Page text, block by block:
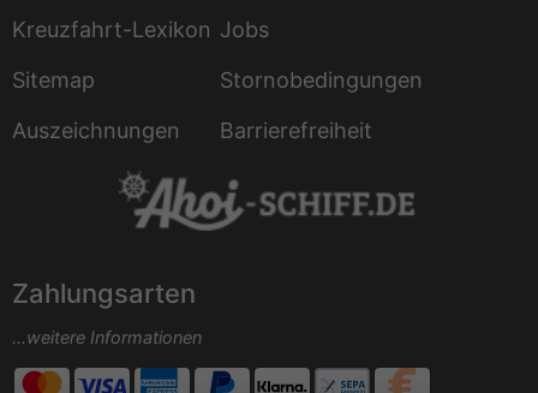
Kreuzfahrt-Lexikon Jobs
Sitemap
Stornobedingungen
Auszeichnungen
Barrierefreiheit
Zahlungsarten
...weitere Informationen